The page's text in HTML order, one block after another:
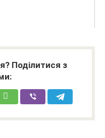
Поділитися з